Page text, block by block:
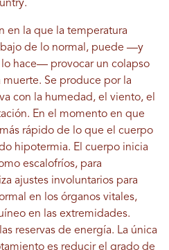
en la que la temperatura
de lo normal, puede —y
hace— provocar un colapso
Se produce por la
con la humedad, el viento, el
En el momento en que
rápido de lo que el cuerpo
hipotermia. El cuerpo inicia
escalofríos, para
ajustes involuntarios para
en los órganos vitales,
en las extremidades.
reservas de energía. La única
es reducir el grado de